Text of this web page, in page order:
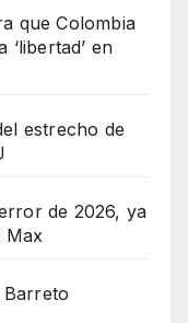
que Colombia
‘libertad’ en
estrecho de
de 2026, ya
Max